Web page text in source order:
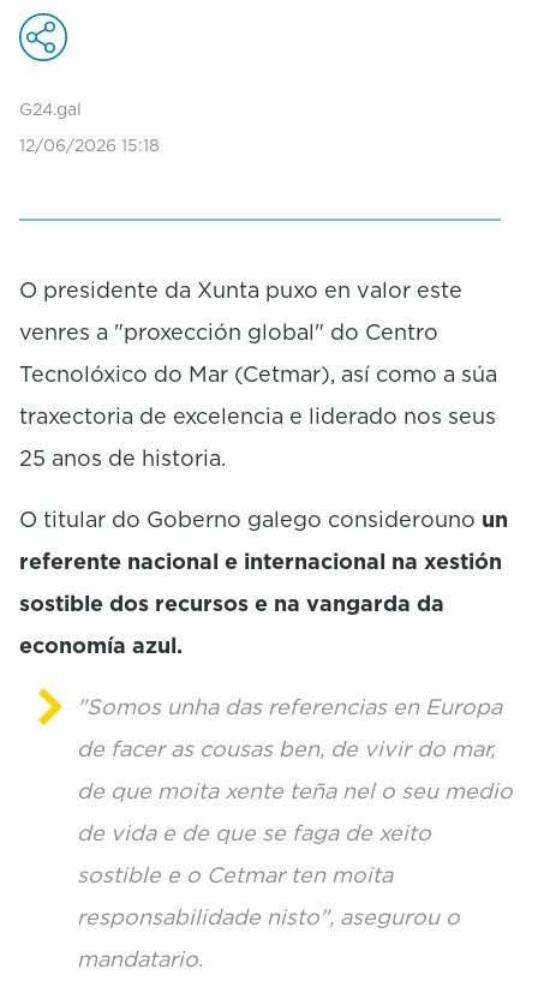
d
s
0
s
G24.gal
12/06/2026 15:18
O presidente da Xunta puxo en valor este
venres a "proxección global" do Centro
Tecnolóxico do Mar (Cetmar), así como a súa
traxectoria de excelencia e liderado nos seus
25 anos de historia.
O titular do Goberno galego considerouno un
referente nacional e internacional na xestión
sostible dos recursos e na vangarda da
economía azul.
"Somos unha das referencias en Europa
de facer as cousas ben, de vivir do mar,
de que moita xente teña nel o seu medio
de vida e de que se faga de xeito
sostible e o Cetmar ten moita
responsabilidade nisto", asegurou o
mandatario.